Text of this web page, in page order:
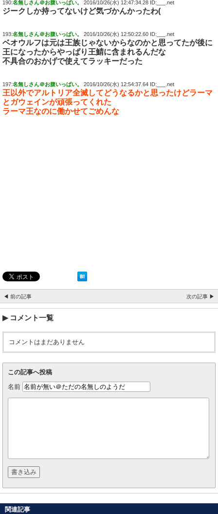
190:名無しさん＠お腹いっぱい。 2016/10/26(水) 12:47:34.28 ID:___.net
ジークしか持ってないけど気づかんかったわ(
193:名無しさん＠お腹いっぱい。 2016/10/26(水) 12:50:22.60 ID:___.net
ベオウルフは元は王族じゃないからなのかと思ってたが後に
王になったからやっぱり王鯖に含まれるんだな
不具合のおかげで使えてラッキーだった
197:名無しさん＠お腹いっぱい。 2016/10/26(水) 12:54:37.64 ID:___.net
王以外でアルトリア全滅してどうなるかと思ったけどラーマ
とガウェインが頑張ってくれた
ラーマ王なのに働かせてごめんな
◀ 前の記事 次の記事 ▶
コメント一覧
コメントはまだありません
この記事へ投稿
名前
関連記事